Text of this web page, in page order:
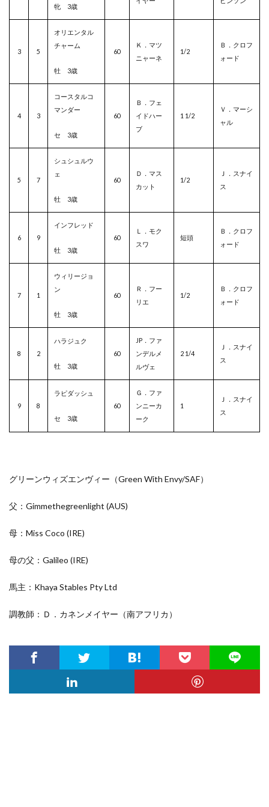
牝 3歳
3 5
オリエンタル
チャーム
牡 3歳
60
Ｋ．マツ
ニャーネ
1/2
Ｂ．クロフ
ォード
4 3
コースタルコ
マンダー
セ 3歳
60
Ｂ．フェ
イドハー
ブ
1 1/2
Ｖ．マーシ
ャル
5 7
シュシュルウ
ェ
牡 3歳
60
Ｄ．マス
カット
1/2
Ｊ．スナイ
ス
6 9
インフレッド
牡 3歳
60
Ｌ．モク
スワ
短頭
Ｂ．クロフ
ォード
7 1
ウィリージョ
ン
牡 3歳
60
Ｒ．フー
リエ
1/2
Ｂ．クロフ
ォード
8 2
ハラジュク
牡 3歳
60
JP．ファ
ンデルメ
ルヴェ
2 1/4
Ｊ．スナイ
ス
9 8
ラピダッシュ
セ 3歳
60
Ｇ．ファ
ンニーカ
ーク
1
Ｊ．スナイ
ス
グリーンウィズエンヴィー（Green With Envy/SAF）
父：Gimmethegreenlight (AUS)
母：Miss Coco (IRE)
母の父：Galileo (IRE)
馬主：Khaya Stables Pty Ltd
調教師：Ｄ．カネンメイヤー（南アフリカ）